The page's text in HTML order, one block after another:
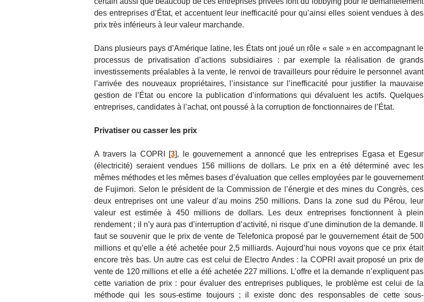
des entreprises d’État, et accentuent leur inefficacité pour qu’ainsi elles soient vendues à des
prix très inférieurs à leur valeur marchande.
Dans plusieurs pays d’Amérique latine, les États ont joué un rôle « sale » en accompagnant le
processus de privatisation d’actions subsidiaires : par exemple la réalisation de grands
investissements préalables à la vente, le renvoi de travailleurs pour réduire le personnel avant
l’arrivée des nouveaux propriétaires, l’insistance sur l’inefficacité pour justifier la mauvaise
gestion de l’État ou encore la publication d’informations qui dévaluent les actifs. Quelques
entreprises, candidates à l’achat, ont poussé à la corruption de fonctionnaires de l’État.
Privatiser ou casser les prix
A travers la COPRI [3], le gouvernement a annoncé que les entreprises Egasa et Egesur
(électricité) seraient vendues 156 millions de dollars. Le prix en a été déterminé avec les
mêmes méthodes et les mêmes bases d’évaluation que celles employées par le gouvernement
de Fujimori. Selon le président de la Commission de l’énergie et des mines du Congrès, ces
deux entreprises ont une valeur d’au moins 250 millions. Dans la zone sud du Pérou, leur
valeur est estimée à 450 millions de dollars. Les deux entreprises fonctionnent à plein
rendement ; il n’y aura pas d’interruption d’activité, ni risque d’une diminution de la demande. Il
faut se souvenir que le prix de vente de Telefonica proposé par le gouvernement était de 500
millions et qu’elle a été achetée pour 2,5 milliards. Aujourd’hui nous voyons que ce prix était
encore très bas. Un autre cas est celui de Electro Andes : la COPRI avait proposé un prix de
vente de 120 millions et elle a été achetée 227 millions. L’offre et la demande n’expliquent pas
cette variation de prix : pour évaluer des entreprises publiques, le problème est celui de la
méthode qui les sous-estime toujours ; il existe donc des responsables de cette sous-